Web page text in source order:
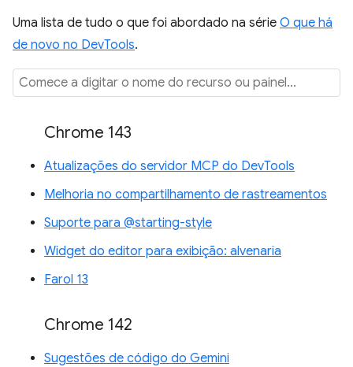
Uma lista de tudo o que foi abordado na série O que há
de novo no DevTools.
Chrome 143
Atualizações do servidor MCP do DevTools
Melhoria no compartilhamento de rastreamentos
Suporte para @starting-style
Widget do editor para exibição: alvenaria
Farol 13
Chrome 142
Sugestões de código do Gemini